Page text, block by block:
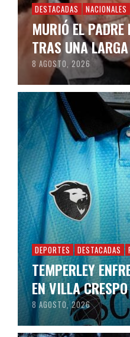
DESTACADAS NACIONALES
MURIÓ EL
TRAS UNA
8 AGOSTO, 2026
DEPORTES DESTACADAS
TEMPERLEY
EN VILLA CRESPO
8 AGOSTO, 2026